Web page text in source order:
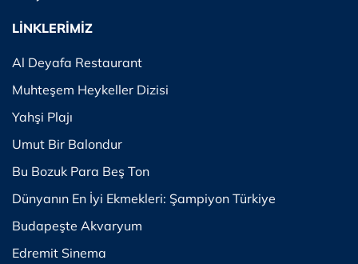
LİNKLERİMİZ
Al Deyafa Restaurant
Muhteşem Heykeller Dizisi
Yahşi Plajı
Umut Bir Balondur
Bu Bozuk Para Beş Ton
Dünyanın En İyi Ekmekleri: Şampiyon Türkiye
Budapeşte Akvaryum
Edremit Sinema